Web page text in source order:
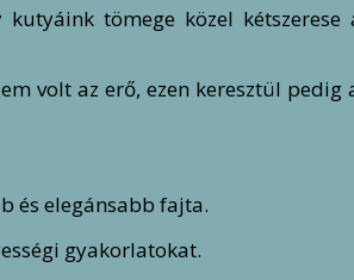
tömege közel kétszerese
volt az erő, ezen keresztül
és elegánsabb fajta.
gyakorlatokat.